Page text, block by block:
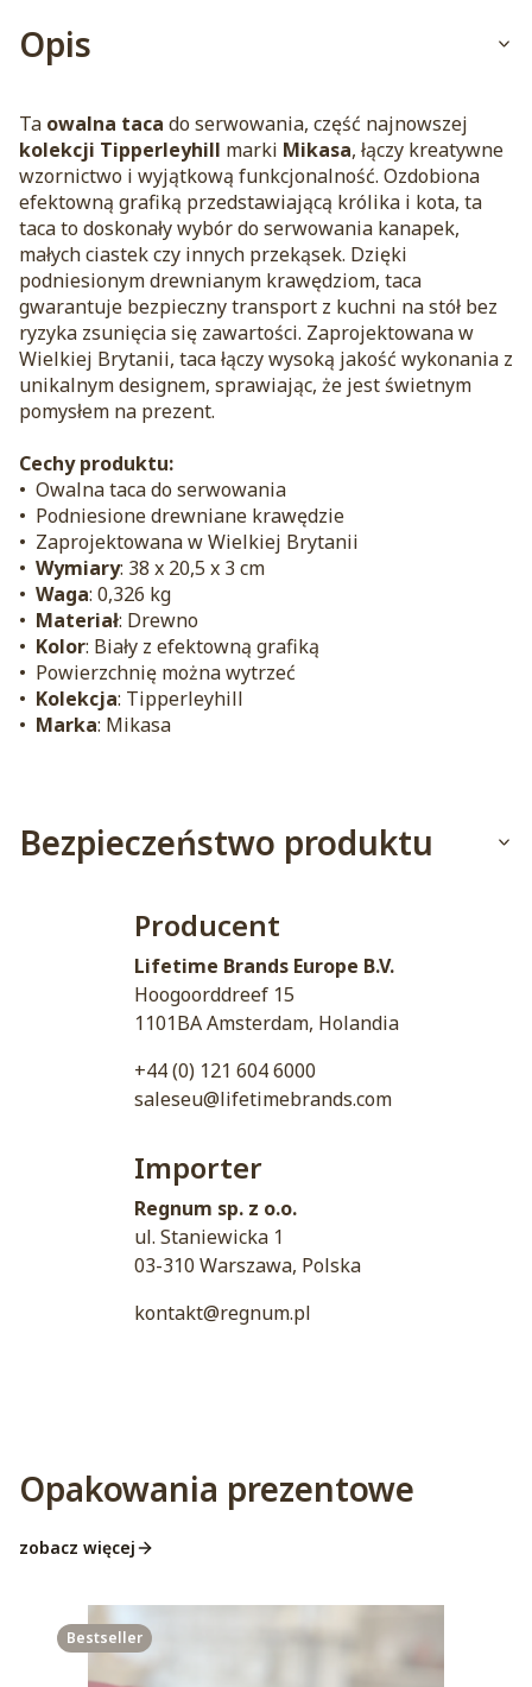
Opis
Ta owalna taca do serwowania, część najnowszej
kolekcji Tipperleyhill marki Mikasa, łączy kreatywne
wzornictwo i wyjątkową funkcjonalność. Ozdobiona
efektowną grafiką przedstawiającą królika i kota, ta
taca to doskonały wybór do serwowania kanapek,
małych ciastek czy innych przekąsek. Dzięki
podniesionym drewnianym krawędziom, taca
gwarantuje bezpieczny transport z kuchni na stół bez
ryzyka zsunięcia się zawartości. Zaprojektowana w
Wielkiej Brytanii, taca łączy wysoką jakość wykonania z
unikalnym designem, sprawiając, że jest świetnym
pomysłem na prezent.
Cechy produktu:
• Owalna taca do serwowania
• Podniesione drewniane krawędzie
• Zaprojektowana w Wielkiej Brytanii
• Wymiary: 38 x 20,5 x 3 cm
• Waga: 0,326 kg
• Materiał: Drewno
• Kolor: Biały z efektowną grafiką
• Powierzchnię można wytrzeć
• Kolekcja: Tipperleyhill
• Marka: Mikasa
Bezpieczeństwo produktu
Producent
Lifetime Brands Europe B.V.
Hoogoorddreef 15
1101BA Amsterdam, Holandia
+44 (0) 121 604 6000
saleseu@lifetimebrands.com
Importer
Regnum sp. z o.o.
ul. Staniewicka 1
03-310 Warszawa, Polska
kontakt@regnum.pl
Opakowania prezentowe
zobacz więcej
Bestseller